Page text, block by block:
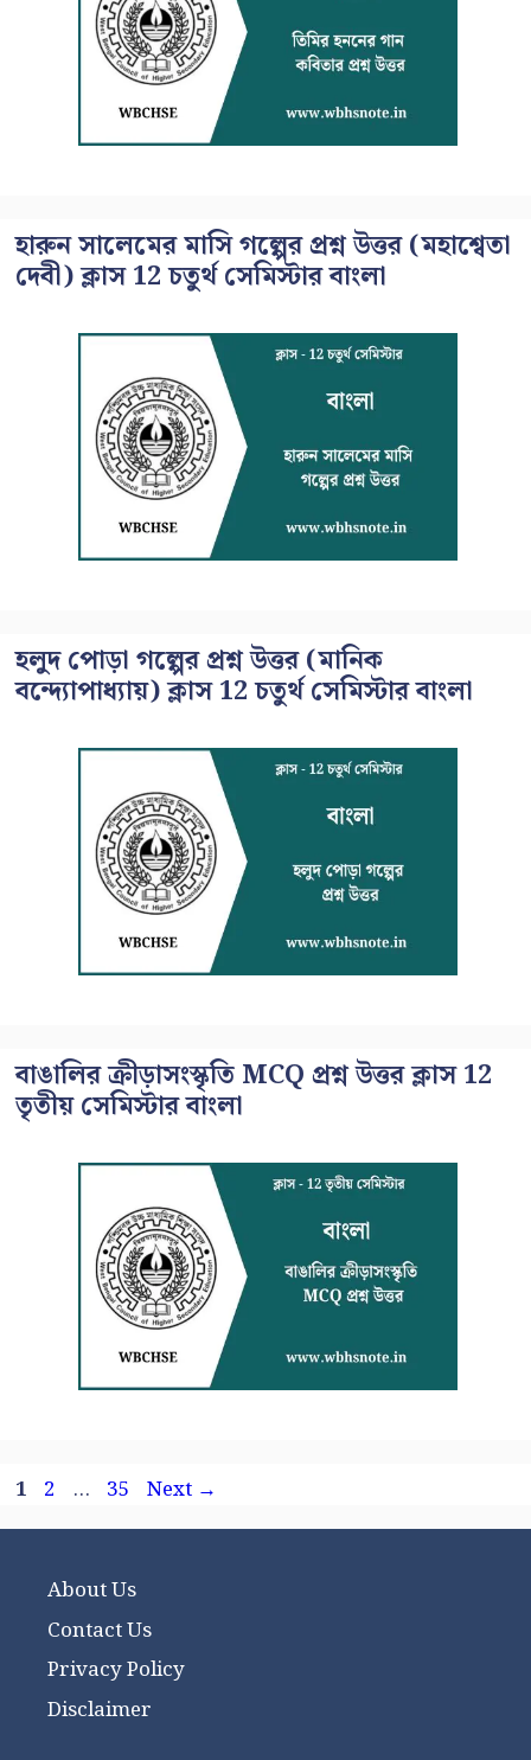
হারুন সালেমের মাসি গল্পের প্রশ্ন উত্তর (মহাশ্বেতা
দেবী) ক্লাস 12 চতুর্থ সেমিস্টার বাংলা
হলুদ পোড়া গল্পের প্রশ্ন উত্তর (মানিক
বন্দ্যোপাধ্যায়) ক্লাস 12 চতুর্থ সেমিস্টার বাংলা
বাঙালির ক্রীড়াসংস্কৃতি MCQ প্রশ্ন উত্তর ক্লাস 12
তৃতীয় সেমিস্টার বাংলা
Page
1 Page
2 … Page
35 Next →
About Us
Contact Us
Privacy Policy
Disclaimer